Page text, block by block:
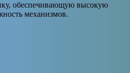
обеспечивающую высокую
механизмов.